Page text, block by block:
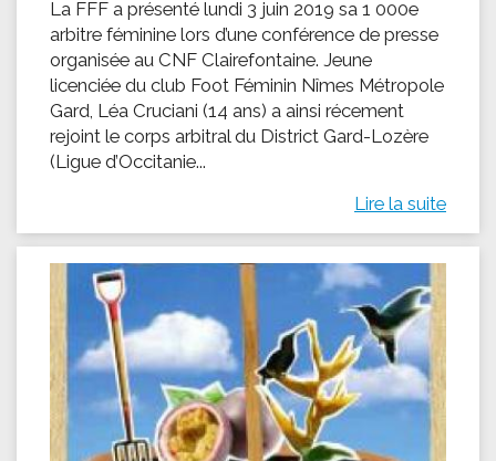
La FFF a présenté lundi 3 juin 2019 sa 1 000e
arbitre féminine lors d’une conférence de presse
organisée au CNF Clairefontaine. Jeune
licenciée du club Foot Féminin Nîmes Métropole
Gard, Léa Cruciani (14 ans) a ainsi récement
rejoint le corps arbitral du District Gard-Lozère
(Ligue d’Occitanie...
Lire la suite